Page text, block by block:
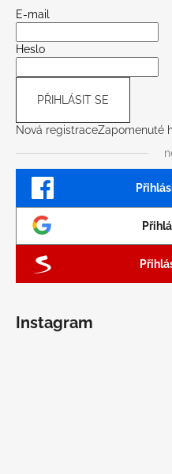
E-mail
Heslo
PŘIHLÁSIT SE
Nová registraceZapomenuté
Instagram